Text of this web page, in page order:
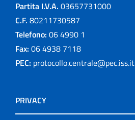
Partita I.V.A. 03657731000
C.F. 80211730587
Telefono: 06 4990 1
Fax: 06 4938 7118
PEC: protocollo.centrale@pec.iss.it
PRIVACY